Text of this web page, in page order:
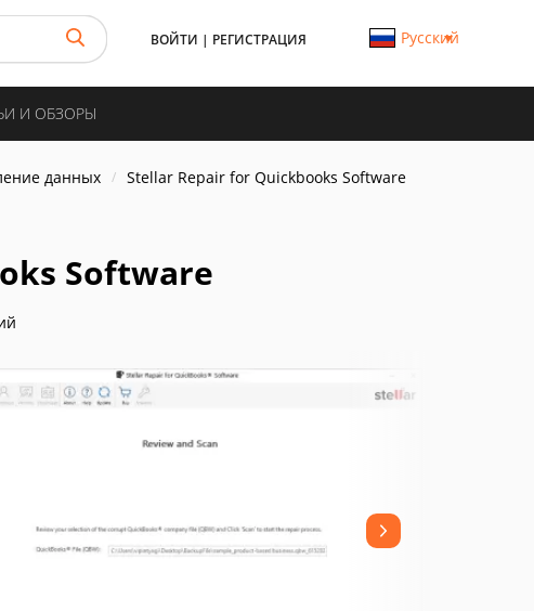
ВОЙТИ | РЕГИСТРАЦИЯ Русский
И ОБЗОРЫ
данных Stellar Repair for Quickbooks Software
Software